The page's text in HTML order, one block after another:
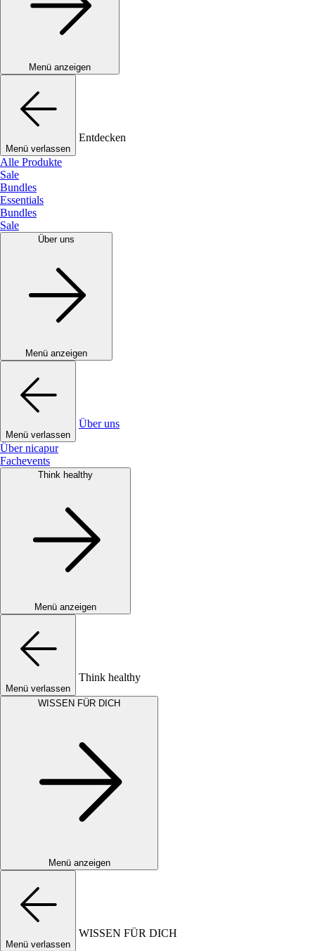
Menü anzeigen
Menü verlassen
Entdecken
Alle Produkte
Sale
Bundles
Essentials
Bundles
Sale
Über uns
Menü anzeigen
Menü verlassen
Über uns
Über nicapur
Fachevents
Think healthy
Menü anzeigen
Menü verlassen
Think healthy
WISSEN FÜR DICH
Menü anzeigen
Menü verlassen
WISSEN FÜR DICH